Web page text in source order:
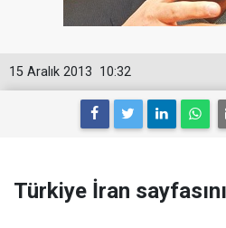
10:32
15 Aralık 2013
Türkiye İran